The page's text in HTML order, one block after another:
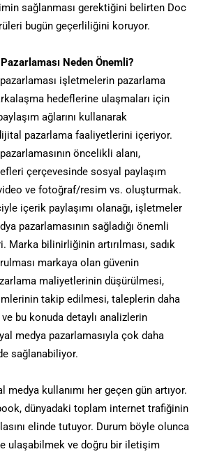
sağlanması gerektiğini belirten Doc
bugün geçerliliğini koruyor.
Neden Önemli?
işletmelerin pazarlama
hedeflerine ulaşmaları için
ağlarını kullanarak
pazarlama faaliyetlerini içeriyor.
öncelikli alanı,
çerçevesinde sosyal paylaşım
ve fotoğraf/resim vs. oluşturmak.
içerik paylaşımı olanağı, işletmeler
pazarlamasının sağladığı önemli
Marka bilinirliğinin artırılması, sadık
markaya olan güvenin
maliyetlerinin düşürülmesi,
takip edilmesi, taleplerin daha
ve bu konuda detaylı analizlerin
medya pazarlamasıyla çok daha
sağlanabiliyor.
medya kullanımı her geçen gün artıyor.
dünyadaki toplam internet trafiğinin
elinde tutuyor. Durum böyle olunca
ulaşabilmek ve doğru bir iletişim